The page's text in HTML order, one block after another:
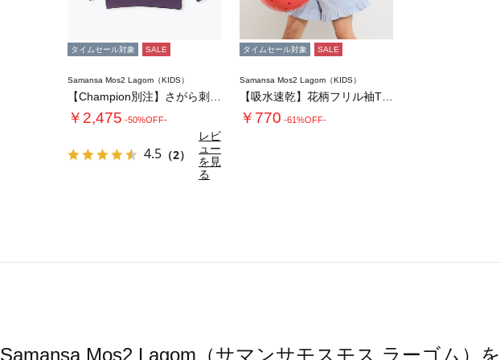
タイムセール対象 SALE
Samansa Mos2 Lagom（KIDS）
￥2,475 -50%OFF-
4.5 （2）
レビ
ュー
を見
る
タイムセール対象 SALE
Samansa Mos2 Lagom（KIDS）
￥770 -61%OFF-
Samansa Mos2 Lagom（サマンサモスモス ラーゴム）